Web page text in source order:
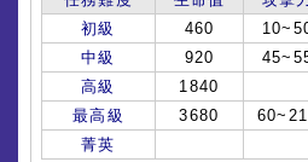
初級
460
中級
920
高級
1840
最高級
3680
菁英